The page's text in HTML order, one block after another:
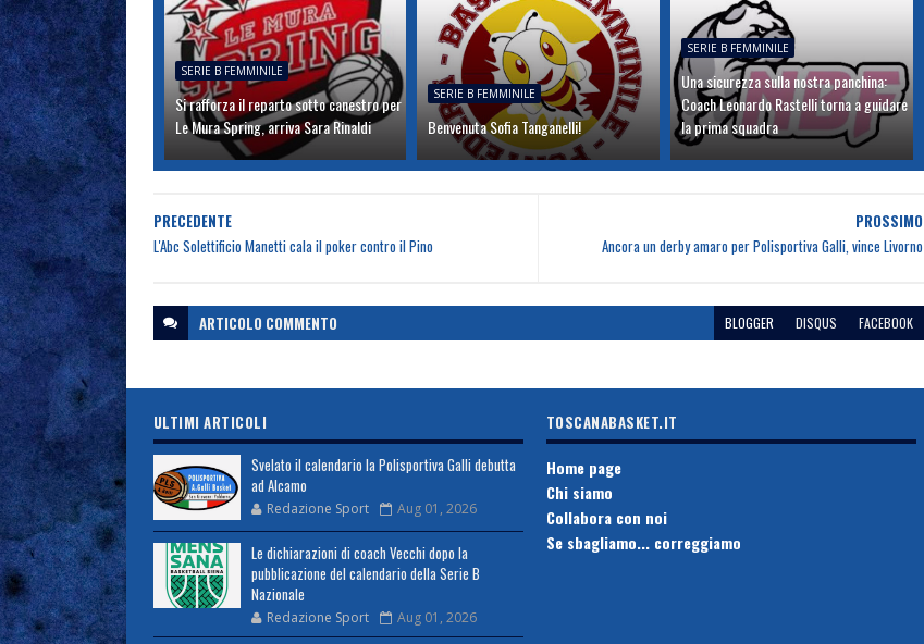
SERIE B FEMMINILE
Si rafforza il reparto sotto canestro per
Le Mura Spring, arriva Sara Rinaldi
SERIE B FEMMINILE
Benvenuta Sofia Tanganelli!
SERIE B FEMMINILE
Una sicurezza sulla nostra panchina:
Coach Leonardo Rastelli torna a guidare
la prima squadra
PROSSIMO
Ancora un derby amaro per Polisportiva Galli, vince Livorno
PRECEDENTE
L'Abc Solettificio Manetti cala il poker contro il Pino
ARTICOLO COMMENTO BLOGGER DISQUS FACEBOOK
ULTIMI ARTICOLI
Svelato il calendario la Polisportiva Galli debutta
ad Alcamo
Redazione Sport Aug 01, 2026
Le dichiarazioni di coach Vecchi dopo la
pubblicazione del calendario della Serie B
Nazionale
Redazione Sport Aug 01, 2026
TOSCANABASKET.IT
Home page
Chi siamo
Collabora con noi
Se sbagliamo... correggiamo